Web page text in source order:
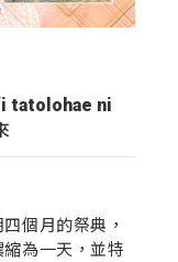
tatolohae ni
個月的祭典，
為一天，並特